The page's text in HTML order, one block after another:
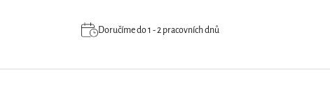
Doručíme do 1 - 2 pracovních dnů